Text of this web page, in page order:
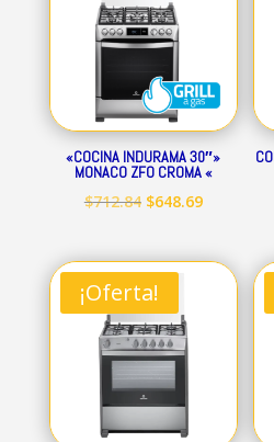
«COCINA INDURAMA 30″»
MONACO ZFO CROMA «
$712.84 El
original
era:
$712.84.
$648.69El
actual
¡Oferta!